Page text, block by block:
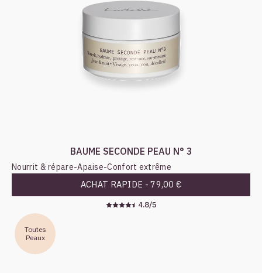
BAUME SECONDE PEAU N° 3
Nourrit & répare-Apaise-Confort extrême
ACHAT RAPIDE -79,00 €
4.8/5
Toutes
Peaux